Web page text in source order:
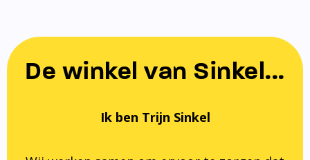
De winkel van Sinkel...
Ik ben Trijn Sinkel